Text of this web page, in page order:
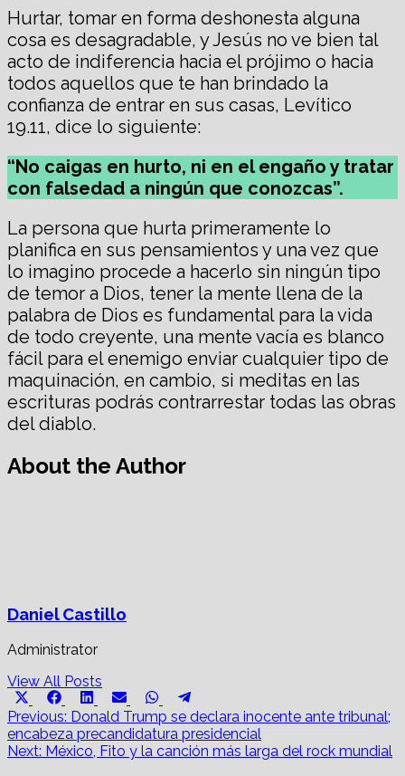
Hurtar, tomar en forma deshonesta alguna
cosa es desagradable, y Jesús no ve bien tal
acto de indiferencia hacia el prójimo o hacia
todos aquellos que te han brindado la
confianza de entrar en sus casas, Levítico
19.11, dice lo siguiente:
“No caigas en hurto, ni en el engaño y tratar
con falsedad a ningún que conozcas”.
La persona que hurta primeramente lo
planifica en sus pensamientos y una vez que
lo imagino procede a hacerlo sin ningún tipo
de temor a Dios, tener la mente llena de la
palabra de Dios es fundamental para la vida
de todo creyente, una mente vacía es blanco
fácil para el enemigo enviar cualquier tipo de
maquinación, en cambio, si meditas en las
escrituras podrás contrarrestar todas las obras
del diablo.
About the Author
Daniel Castillo
Administrator
View All Posts
Share
on
(Twitter)
Share
on
Facebook
Share
on
LinkedIn
Share
on
Email
Share
on
WhatsApp
on
Post
navigation
Previous: Donald Trump se declara inocente ante tribunal;
encabeza precandidatura presidencial
Next: México, Fito y la canción más larga del rock mundial